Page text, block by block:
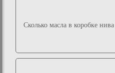
Сколько масла в коробке нива